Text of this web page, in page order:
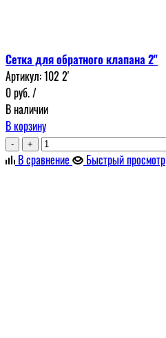
Сетка для обратного клапана 2"
Артикул:102 2'
0руб./
В наличии
В корзину
- +
В сравнение Быстрый просмотр